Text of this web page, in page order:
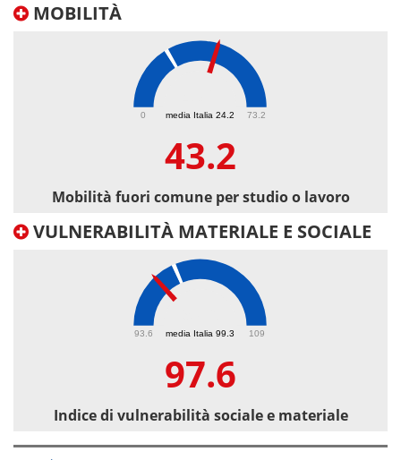
MOBILITÀ
media Italia 24.2
0 73.2
43.2
Mobilità fuori comune per studio o lavoro
VULNERABILITÀ MATERIALE E SOCIALE
media Italia 99.3
93.6 109
97.6
Indice di vulnerabilità sociale e materiale